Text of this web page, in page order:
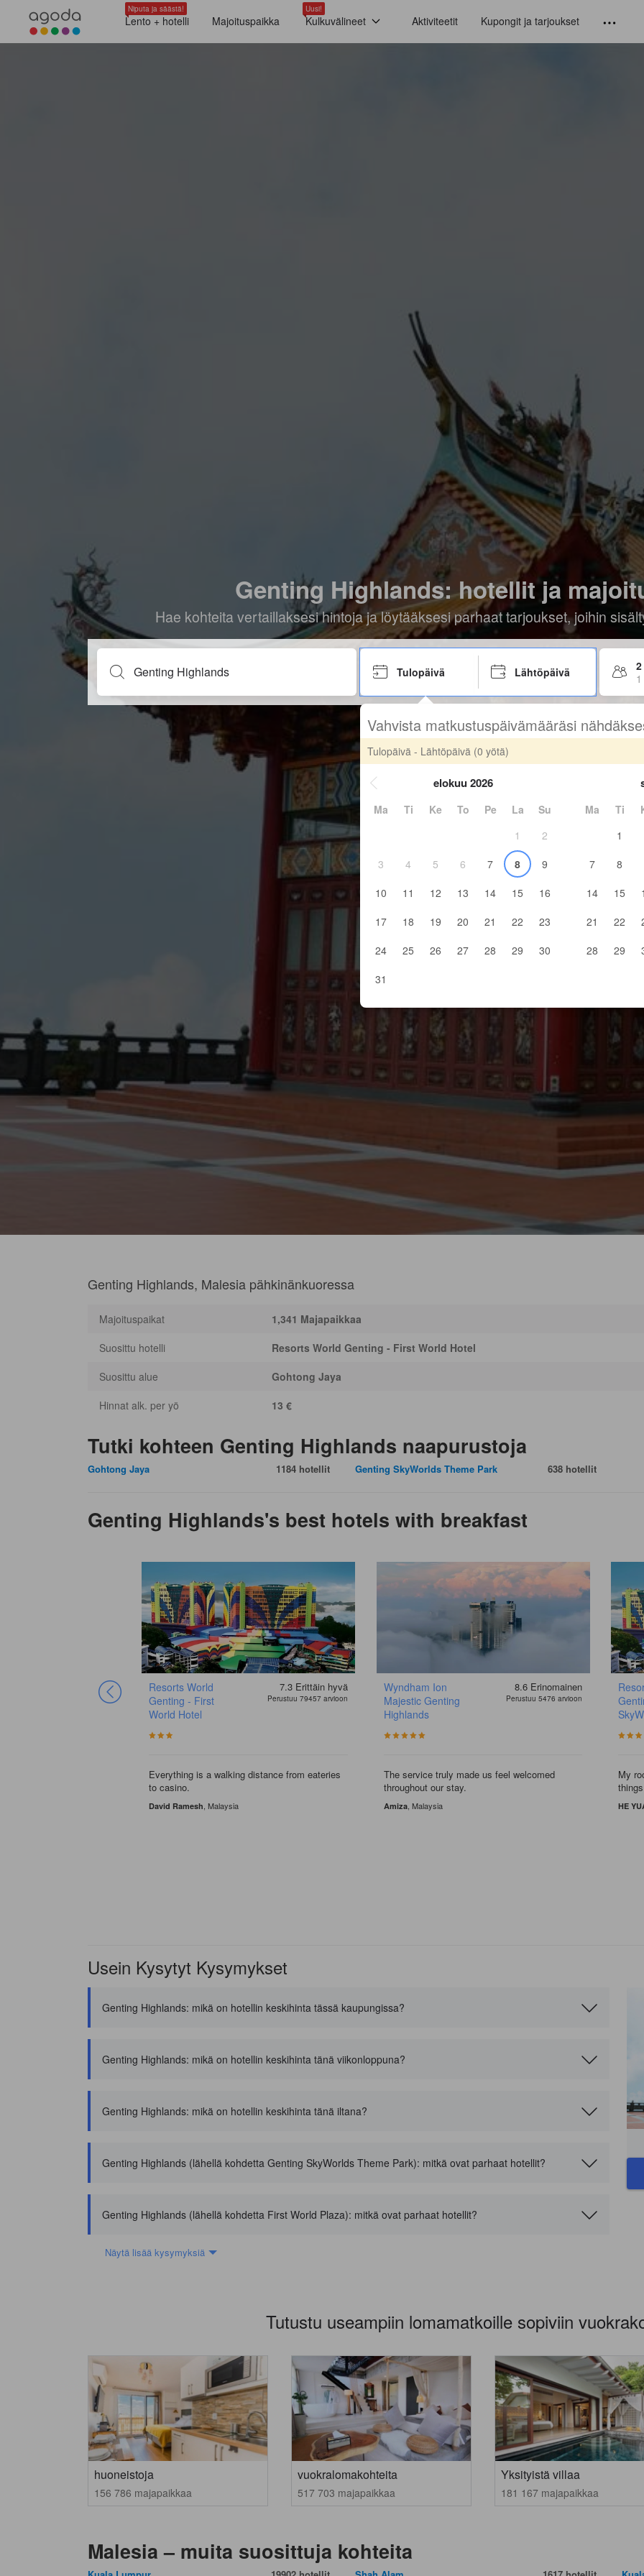
Niputa ja säästä!
Lento + hotelli Majoituspaikka
Uusi!
Kulkuvälineet Aktiviteetit Kupongit ja tarjoukset
Genting Highlands: hotellit ja
Hae kohteita vertaillaksesi hintoja ja löytääksesi parhaat tarjoukset, joihin
Tulopäivä Lähtöpäivä
Vahvista matkustuspäivämääräsi
Tulopäivä - Lähtöpäivä (0 yötä)
elokuu 2026
Ma Ti Ke To Pe La
Su
1
2
3
4 5 6 7 8
9
10
11 12 13 14 15
16
17
18 19 20 21 22
23
24
25 26 27 28 29
30
31
Ma Ti
1
7
8
14
15
21
22
28
29
Genting Highlands, Malesia pähkinänkuoressa
Majoituspaikat
1,341 Majapaikkaa
Suosittu hotelli
Resorts World Genting - First World Hotel
Suosittu alue
Gohtong Jaya
Hinnat alk. per yö
13 €
Tutki kohteen Genting Highlands naapurustoja
Gohtong Jaya 1184 hotellit Genting SkyWorlds Theme Park 638 hotellit
Genting Highlands's best hotels with breakfast
Resorts World
Genting - First
World Hotel
7.3 Erittäin hyvä
Perustuu 79457 arvioon
Everything is a walking distance from eateries
to casino.
David Ramesh , Malaysia
Wyndham Ion
Majestic Genting
Highlands
8.6 Erinomainen
Perustuu 5476 arvioon
The service truly made us feel welcomed
throughout our stay.
Amiza, Malaysia
My
HE
Usein Kysytyt Kysymykset
Genting Highlands: mikä on hotellin keskihinta tässä kaupungissa?
Genting Highlands: mikä on hotellin keskihinta tänä viikonloppuna?
Genting Highlands: mikä on hotellin keskihinta tänä iltana?
Genting Highlands (lähellä kohdetta Genting SkyWorlds Theme Park): mitkä ovat parhaat hotellit?
Genting Highlands (lähellä kohdetta First World Plaza): mitkä ovat parhaat hotellit?
Näytä lisää kysymyksiä
Tutustu useampiin lomamatkoille sopiviin
huoneistoja
156 786 majapaikkaa
vuokralomakohteita
517 703 majapaikkaa
Yksityistä villaa
181 167 majapaikkaa
Malesia – muita suosittuja kohteita